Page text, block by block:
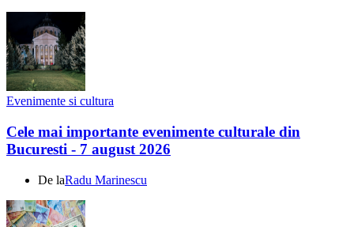
Evenimente si cultura
Cele mai importante evenimente culturale din
Bucuresti - 7 august 2026
De laRadu Marinescu